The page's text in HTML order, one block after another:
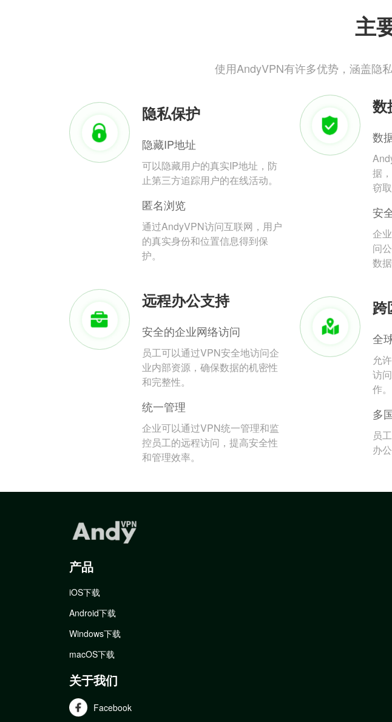
主
使用AndyVPN有许多优势，涵盖隐
隐私保护
隐藏IP地址
可以隐藏用户的真实IP地址，防
止第三方追踪用户的在线活动。
匿名浏览
通过AndyVPN访问互联网，用户
的真实身份和位置信息得到保
护。
数
数
据
窃取
安
企
问
数据
远程办公支持
安全的企业网络访问
员工可以通过VPN安全地访问企
业内部资源，确保数据的机密性
和完整性。
统一管理
企业可以通过VPN统一管理和监
控员工的远程访问，提高安全性
和管理效率。
跨
全
允
访
作。
多
员
办
产品
iOS下载
Android下载
Windows下载
macOS下载
关于我们
Facebook